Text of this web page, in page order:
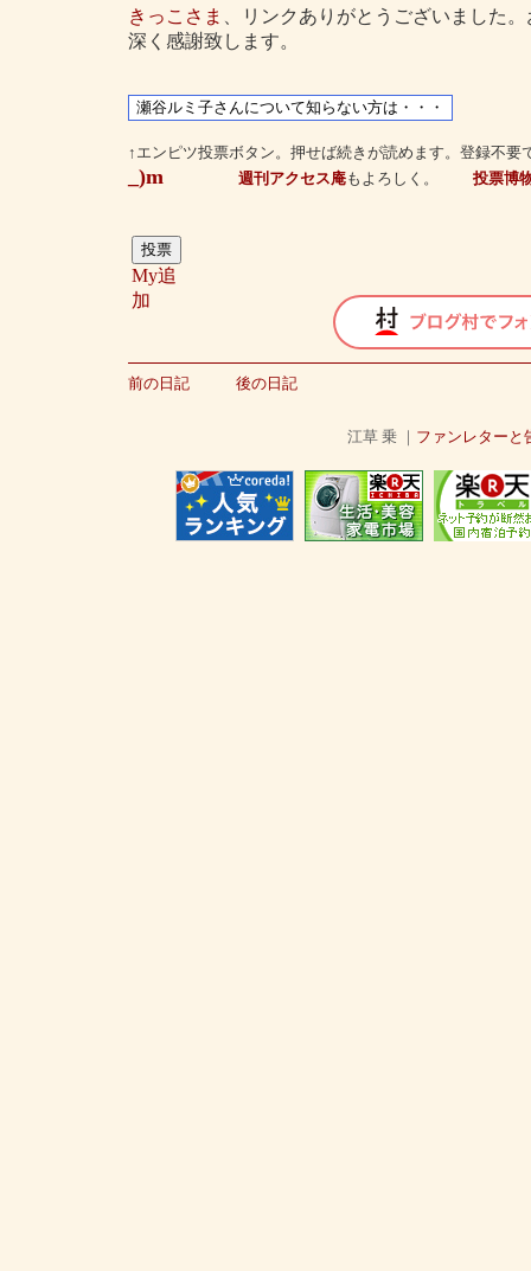
きっこさま
、リンクありがとうございました
深く感謝致します。
↑エンピツ投票ボタン。押せば続きが読めます。登録不要
_)m 週刊アクセス庵もよろしく。 投票博
My追
加
前の日記 後の日記
江草 乗 ｜ ファンレターと